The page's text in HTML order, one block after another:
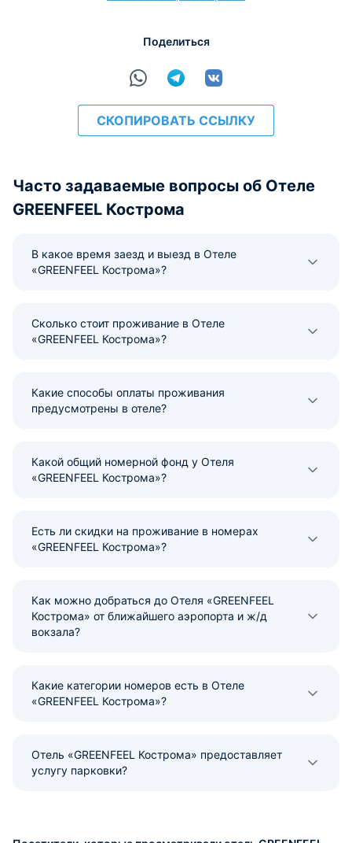
Поделиться
СКОПИРОВАТЬ ССЫЛКУ
Часто задаваемые вопросы об Отеле
GREENFEEL Кострома
В какое время заезд и выезд в Отеле
«GREENFEEL Кострома»?
Сколько стоит проживание в Отеле
«GREENFEEL Кострома»?
Какие способы оплаты проживания
предусмотрены в отеле?
Какой общий номерной фонд у Отеля
«GREENFEEL Кострома»?
Есть ли скидки на проживание в номерах
«GREENFEEL Кострома»?
Как можно добраться до Отеля «GREENFEEL
Кострома» от ближайшего аэропорта и ж/д
вокзала?
Какие категории номеров есть в Отеле
«GREENFEEL Кострома»?
Отель «GREENFEEL Кострома» предоставляет
услугу парковки?